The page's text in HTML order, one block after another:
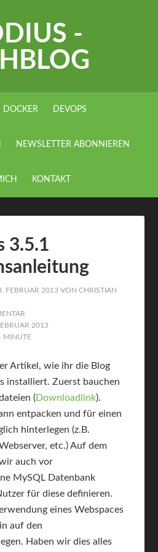
-
DOCKER DEVOPS
NEWSLETTER ABONNIEREN
KONTAKT
3.5.1
FEBRUAR 2013 VONCHRISTIAN
2013
MINUTE
Artikel, wie ihr die Blog
installiert. Zuerst bauchen
(Downloadlink).
entpacken und für einen
hinterlegen (z.B.
etc.) Auf dem
auch vor
MySQL Datenbank
für diese definieren.
eines Webspaces
auf den
Haben wir dies alles